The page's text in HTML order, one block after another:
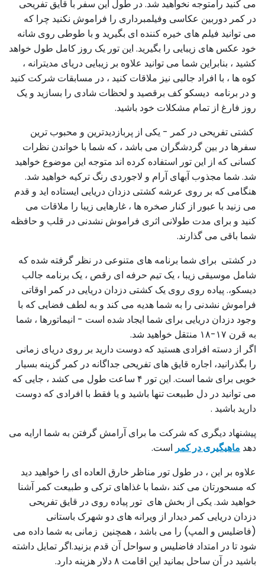
می کنید رامتوجه نخواهید شد. در طول این سفر با قایق تفریحی
در کمر دوربین عکاسی وفیلمبرداری را فراموش نکنید چرا که
می توانید فیلم های خیره کننده ای بگیرید و با طوطی روی شانه
خود عکس های زیبایی را بگیرید. این تور یک روز کامل طول خواهد
کشید ، بنابراین شما می توانید علاوه بر زیبایی دریای مدیترانه ،
کوه ها ، با افراد جالبی نیز ملاقات کنید ، در مسابقات شرکت کنید
و در برنامه دیسکو کف برقصید و لحظات شادی را بسازید و یک
روز فارغ از تمام مشکلات خود باشید.
کشتی تفریحی در کمر - یکی از پربازدیدترین و محبوب ترین
سفرها در بین گردشگران می باشد ، که شما با خواندن نظرات
کسانی که از این تور استفاده کرده اند متوجه این موضوع خواهید
شد. شما مجذوب آبهای آرام و لاجوردی رنگ ترکیه خواهید شد.
هنگامی که بر روی عرشه کشتی دزدان دریایی ایستاده اید و قدم
می زنید با عبور از کنار صخره ها ، غارهایی زیبا را ملاقات می
کنید و برای مدت طولانی اثری فراموش نشدنی در قلب و حافظه
شما باقی می گذارند.
در کشتی برای شما برنامه های متنوعی در نظر گرفته شده که
شامل موسیقی زیبا ، یک تیم حرفه ای رقص ، یک برنامه جالب
دیسکو،. پیاده روی روی یک کشتی دزدان دریایی در کمر اوقاتی
فراموش نشدنی را به شما هدیه می کند و به لطف فضایی که با
وجود دزدان دریایی برای شما ایجاد شده است - انیماتورها ، شما
به قرن ۱۷-۱۸ منتقل خواهید شد.
اگر از دسته افرادی هستید که دوست دارید بر روی دریای زمانی
را بگذرانید، اجاره قایق های تفریحی جداگانه در کمر گزینه بسیار
خوبی برای شما است. این تور ۴ ساعت طول می کشد ، جایی که
می توانید در دل طبیعت تنها باشید و یا فقط با افرادی که دوست
دارید باشید .
پیشنهاد دیگری که شرکت ما برای آرامش گرفتن به شما ارایه می
دهد ماهیگیری در کمر است.
علاوه بر این ، در طول تور مناظر خارق العاده ای را خواهید دید
که مسحورتان می کند ،شما با غذاهای ترکی و طبیعت کمر آشنا
خواهید شد. یکی از بخش های تور پیاده روی در قایق تفریحی
دزدان دریایی کمر دیدار از ویرانه های دو شهرک باستانی
(فاضلیس و المپ) را می باشد ، همچنین زمانی به شما داده می
شود تا در امتداد فاضلیس و سواحل آن قدم بزنید.اگر تمایل داشته
باشید در آن ساحل بمانید این اقامت ۸ دلار هزینه دارد.